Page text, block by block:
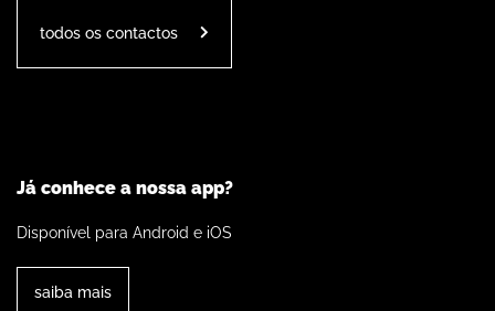
todos os contactos
Já conhece a nossa app?
Disponível para Android e iOS
saiba mais